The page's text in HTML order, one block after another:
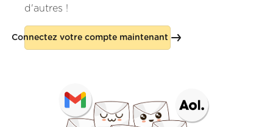
d'autres !
Connectez votre compte maintenant